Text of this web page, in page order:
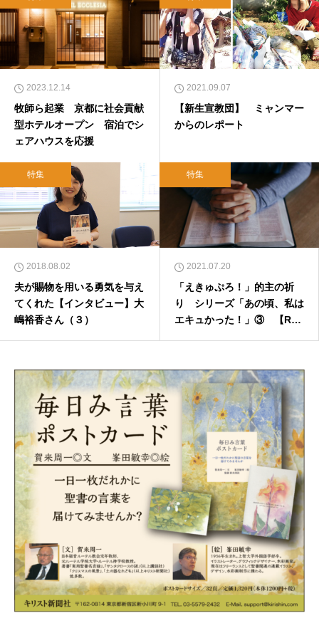
2023.12.14
牧師ら起業 京都に社会貢献
型ホテルオープン 宿泊でシ
ェアハウスを応援
2021.09.07
【新生宣教団】 ミャンマー
からのレポート
特集
2018.08.02
夫が賜物を用いる勇気を与え
てくれた【インタビュー】大
嶋裕香さん（３）
特集
2021.07.20
「えきゅぷろ！」的主の祈
り シリーズ「あの頃、私は
エキュかった！」③ 【Roa